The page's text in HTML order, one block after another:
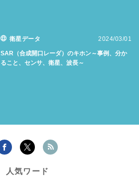
衛星データ 2024/03/01
SAR（合成開口レーダ）のキホン～事例、分か
ること、センサ、衛星、波長～
人気ワード